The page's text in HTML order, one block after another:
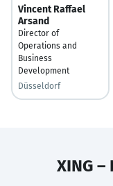
Vincent Raffael
Arsand
Director of
Operations and
Business
Development
Düsseldorf
XING